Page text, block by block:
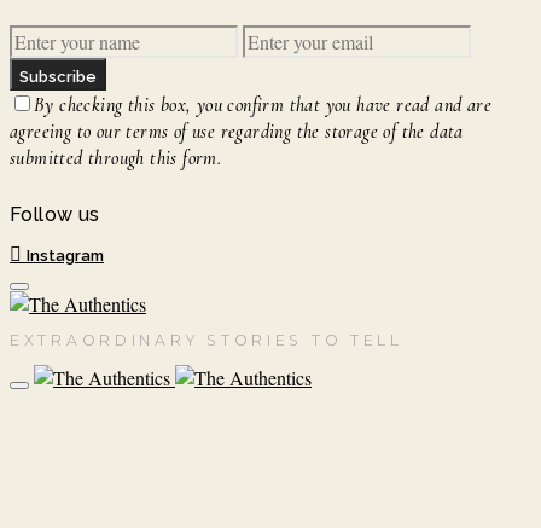
Subscribe
By checking this box, you confirm that you have read and are
agreeing to our terms of use regarding the storage of the data
submitted through this form.
Follow us
Instagram
EXTRAORDINARY STORIES TO TELL